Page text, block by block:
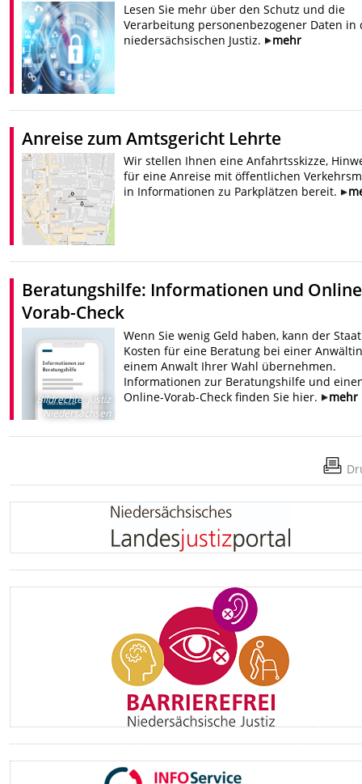
Lesen Sie mehr über den Schutz und die
Verarbeitung personenbezogener Daten in
niedersächsischen Justiz.
mehr
Anreise zum Amtsgericht Lehrte
Wir stellen Ihnen eine Anfahrtsskizze,
für eine Anreise mit öffentlichen
in Informationen zu Parkplätzen bereit.
Beratungshilfe: Informationen und
Vorab-Check
Bildrechte: Justiz
Niedersachsen
Wenn Sie wenig Geld haben, kann der
Kosten für eine Beratung bei einer
einem Anwalt Ihrer Wahl übernehmen.
Informationen zur Beratungshilfe und
Online-Vorab-Check finden Sie hier.
mehr